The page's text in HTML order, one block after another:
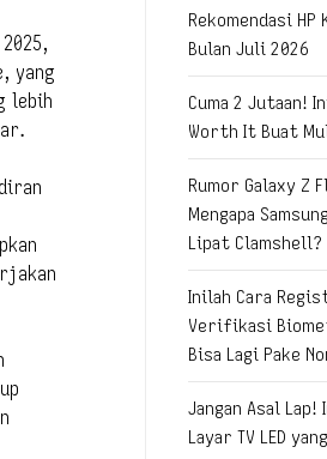
yang
lebih
Rekomendasi HP
Bulan Juli 2026
Cuma 2 Jutaan!
Worth It Buat
Rumor Galaxy Z
Mengapa
Lipat Clamshell?
Inilah Cara
Verifikasi
Bisa Lagi Pake
Jangan Asal
Layar TV LED